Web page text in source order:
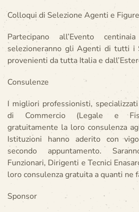
Colloqui di Selezione Agenti e
Partecipano all’Evento
selezioneranno gli Agenti di tutti i
provenienti da tutta Italia e
Consulenze
I migliori professionisti,
di Commercio (Legale e
gratuitamente la loro consulenza
Istituzioni hanno aderito con
secondo appuntamento.
Funzionari, Dirigenti e Tecnici
loro consulenza gratuita a quanti ne
Sponsor